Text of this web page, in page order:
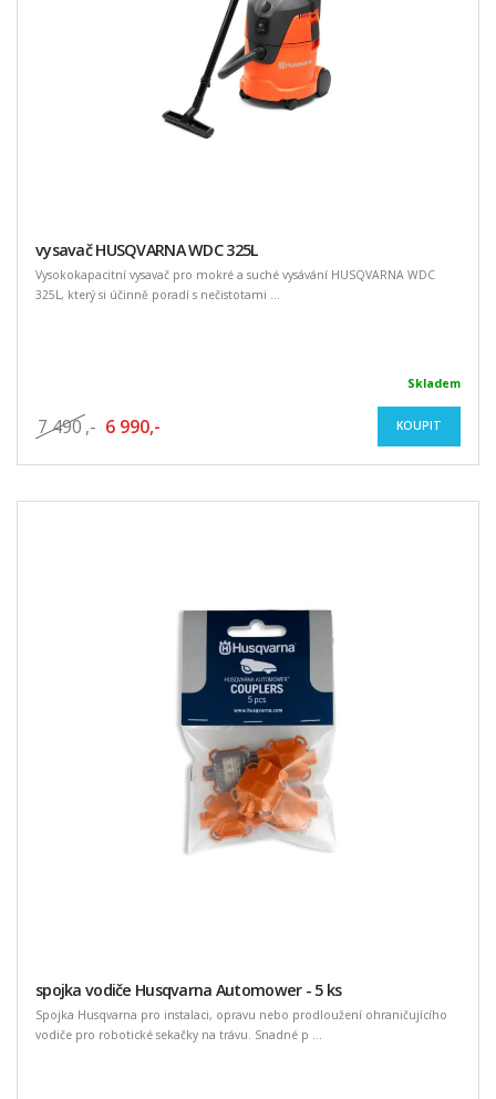
vysavač HUSQVARNA WDC 325L
Vysokokapacitní vysavač pro mokré a suché vysávání HUSQVARNA WDC
325L, který si účinně poradí s nečistotami ...
Skladem
7 490,- 6 990,- KOUPIT
spojka vodiče Husqvarna Automower - 5 ks
Spojka Husqvarna pro instalaci, opravu nebo prodloužení ohraničujícího
vodiče pro robotické sekačky na trávu. Snadné p ...